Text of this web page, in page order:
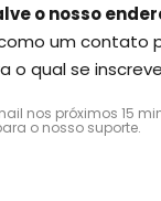
o nosso
um contato
o qual se
nos próximos 15
o nosso suporte.